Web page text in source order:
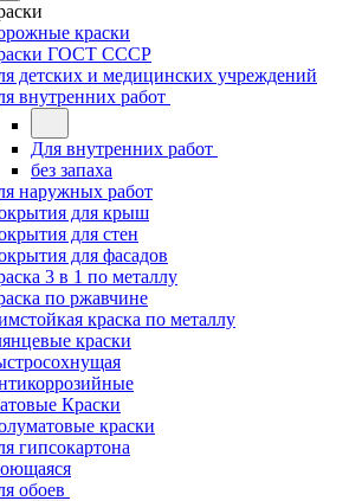
краски
ГОСТ СССР
детских и медицинских учреждений
внутренних работ
Для внутренних работ
без запаха
наружных работ
для крыш
для стен
для фасадов
3 в 1 по металлу
по ржавчине
краска по металлу
краски
Краски
краски
гипсокартона
обоев